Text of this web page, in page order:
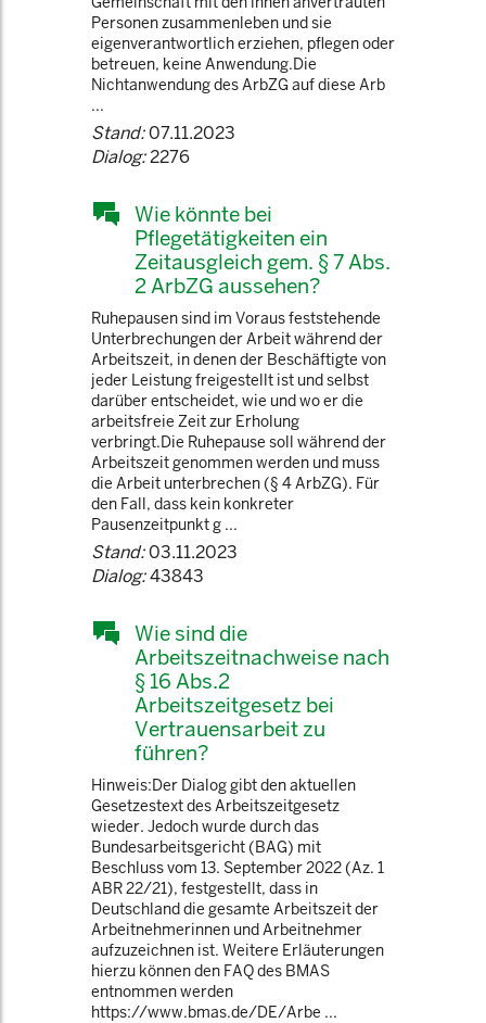
Personen zusammenleben und sie
eigenverantwortlich erziehen, pflegen oder
betreuen, keine Anwendung.Die
Nichtanwendung des ArbZG auf diese Arb
...
Stand:07.11.2023
Dialog:2276
Wie könnte bei
Pflegetätigkeiten ein
Zeitausgleich gem. § 7 Abs.
2 ArbZG aussehen?
Ruhepausen sind im Voraus feststehende
Unterbrechungen der Arbeit während der
Arbeitszeit, in denen der Beschäftigte von
jeder Leistung freigestellt ist und selbst
darüber entscheidet, wie und wo er die
arbeitsfreie Zeit zur Erholung
verbringt.Die Ruhepause soll während der
Arbeitszeit genommen werden und muss
die Arbeit unterbrechen (§ 4 ArbZG). Für
den Fall, dass kein konkreter
Pausenzeitpunkt g ...
Stand:03.11.2023
Dialog:43843
Wie sind die
Arbeitszeitnachweise nach
§ 16 Abs.2
Arbeitszeitgesetz bei
Vertrauensarbeit zu
führen?
Hinweis:Der Dialog gibt den aktuellen
Gesetzestext des Arbeitszeitgesetz
wieder. Jedoch wurde durch das
Bundesarbeitsgericht (BAG) mit
Beschluss vom 13. September 2022 (Az. 1
ABR 22/21), festgestellt, dass in
Deutschland die gesamte Arbeitszeit der
Arbeitnehmerinnen und Arbeitnehmer
aufzuzeichnen ist. Weitere Erläuterungen
hierzu können den FAQ des BMAS
entnommen werden
https://www.bmas.de/DE/Arbe ...